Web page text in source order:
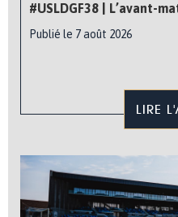
#USLDGF38 | L’avant-
Publié le 7 août 2026
LIRE